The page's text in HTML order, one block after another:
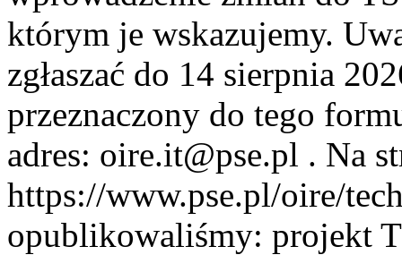
którym je wskazujemy.
zgłaszać do 14 sierpnia
przeznaczony do tego
adres: oire.it@pse.pl . Na
https://www.pse.pl/oire/
opublikowaliśmy: projekt